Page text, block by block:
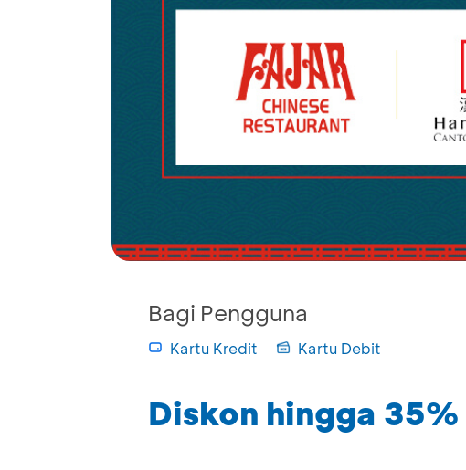
Bagi Pengguna
Kartu Kredit Kartu Debit
Diskon hingga 35%